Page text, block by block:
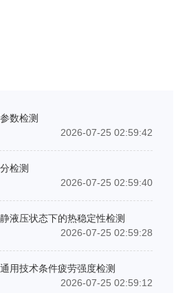
数检测
2026-07-25 02:59:42
检测
2026-07-25 02:59:40
液压状态下的热稳定性检测
2026-07-25 02:59:28
用技术条件疲劳强度检测
2026-07-25 02:59:12